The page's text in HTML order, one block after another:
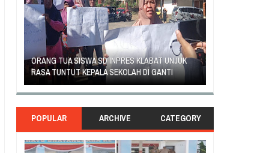
ORANG TUA SISWA SD INPRES KLABAT UNJUK
RASA TUNTUT KEPALA SEKOLAH DI GANTI
POPULAR ARCHIVE CATEGORY